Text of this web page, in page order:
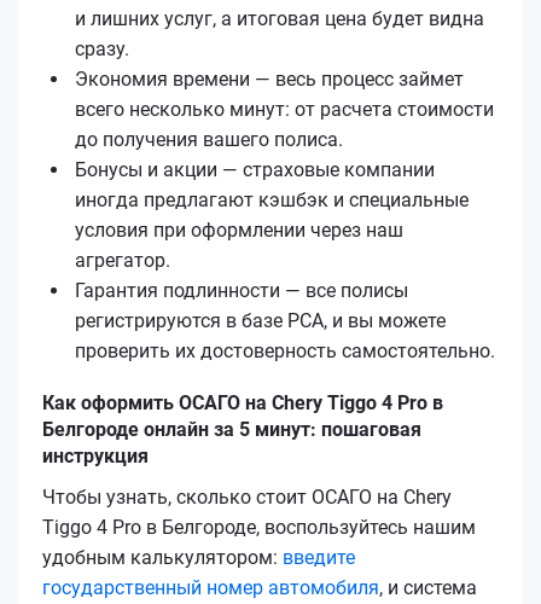
и лишних услуг, а итоговая цена будет видна
сразу.
Экономия времени — весь процесс займет
всего несколько минут: от расчета стоимости
до получения вашего полиса.
Бонусы и акции — страховые компании
иногда предлагают кэшбэк и специальные
условия при оформлении через наш
агрегатор.
Гарантия подлинности — все полисы
регистрируются в базе РСА, и вы можете
проверить их достоверность самостоятельно.
Как оформить ОСАГО на Chery Tiggo 4 Pro в
Белгороде онлайн за 5 минут: пошаговая
инструкция
Чтобы узнать, сколько стоит ОСАГО на Chery
Tiggo 4 Pro в Белгороде, воспользуйтесь нашим
удобным калькулятором: введите
государственный номер автомобиля, и система